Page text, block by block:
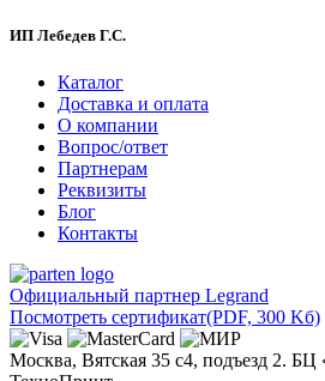
ИП Лебедев Г.С.
Каталог
Доставка и оплата
О компании
Вопрос/ответ
Партнерам
Реквизиты
Блог
Контакты
Официальный партнер Legrand
Посмотреть сертификат(PDF, 300 Kб)
Москва, Вятская 35 с4, подъезд 2. БЦ